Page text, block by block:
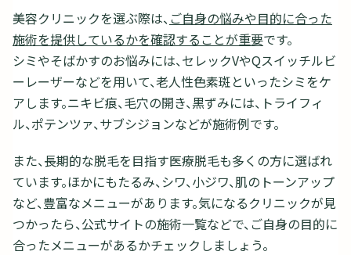
美容クリニックを選ぶ際は、 ご自身の悩みや目的に合った
施術を提供しているかを確認することが重要です。
シミやそばかすのお悩みには、セレックVやQスイッチルビ
ーレーザーなどを用いて、老人性色素斑といったシミをケ
アします。ニキビ痕、毛穴の開き、黒ずみには、トライフィ
ル、ポテンツァ、サブシジョンなどが施術例です。
また、長期的な脱毛を目指す医療脱毛も多くの方に選ばれ
ています。ほかにもたるみ、シワ、小ジワ、肌のトーンアップ
など、豊富なメニューがあります。気になるクリニックが見
つかったら、公式サイトの施術一覧などで、ご自身の目的に
合ったメニューがあるかチェックしましょう。